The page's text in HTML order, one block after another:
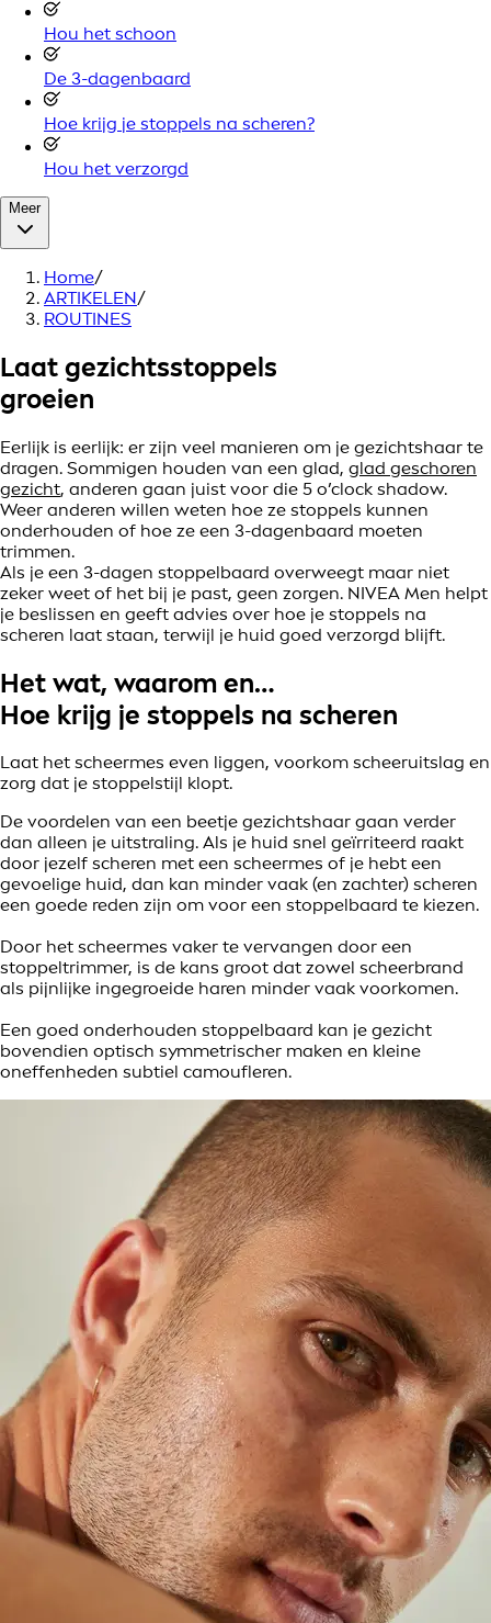
Hou het schoon
De 3-dagenbaard
Hoe krijg je stoppels na scheren?
Hou het verzorgd
Meer
Home/
ARTIKELEN/
ROUTINES
Laat gezichtsstoppels
groeien
Eerlijk is eerlijk: er zijn veel manieren om je gezichtshaar te
dragen. Sommigen houden van een glad, glad geschoren
gezicht, anderen gaan juist voor die 5 o’clock shadow.
Weer anderen willen weten hoe ze stoppels kunnen
onderhouden of hoe ze een 3-dagenbaard moeten
trimmen.
Als je een 3-dagen stoppelbaard overweegt maar niet
zeker weet of het bij je past, geen zorgen. NIVEA Men helpt
je beslissen en geeft advies over hoe je stoppels na
scheren laat staan, terwijl je huid goed verzorgd blijft.
Het wat, waarom en…
Hoe krijg je stoppels na scheren
Laat het scheermes even liggen, voorkom scheeruitslag en
zorg dat je stoppelstijl klopt.
De voordelen van een beetje gezichtshaar gaan verder
dan alleen je uitstraling. Als je huid snel geïrriteerd raakt
door jezelf scheren met een scheermes of je hebt een
gevoelige huid, dan kan minder vaak (en zachter) scheren
een goede reden zijn om voor een stoppelbaard te kiezen.
Door het scheermes vaker te vervangen door een
stoppeltrimmer, is de kans groot dat zowel scheerbrand
als pijnlijke ingegroeide haren minder vaak voorkomen.
Een goed onderhouden stoppelbaard kan je gezicht
bovendien optisch symmetrischer maken en kleine
oneffenheden subtiel camoufleren.